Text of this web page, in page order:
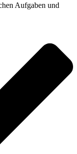
Aufgaben und